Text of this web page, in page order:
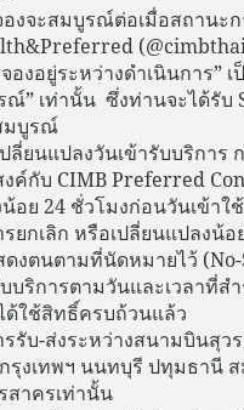
องจะสมบูรณ์ต่อเมื่อสถานะ
องอยู่ระหว่างดำเนินการ” เ
ณ์” เท่านั้น ซึ่งท่านจะได้รับ
มบูรณ์
ปลี่ยนแปลงวันเข้ารับบริการ
ค์กับ CIMB Preferred
น้อย 24 ชั่วโมงก่อนวันเข้าใ
ยกเลิก หรือเปลี่ยนแปลงน้
ดงตนตามที่นัดหมายไว้
บริการตามวันและเวลาที่ส
ด้ใช้สิทธิ์ครบถ้วนแล้ว
รรับ-ส่งระหว่างสนามบินสุ
รุงเทพฯ นนทบุรี ปทุมธานี ส
สาครเท่านั้น